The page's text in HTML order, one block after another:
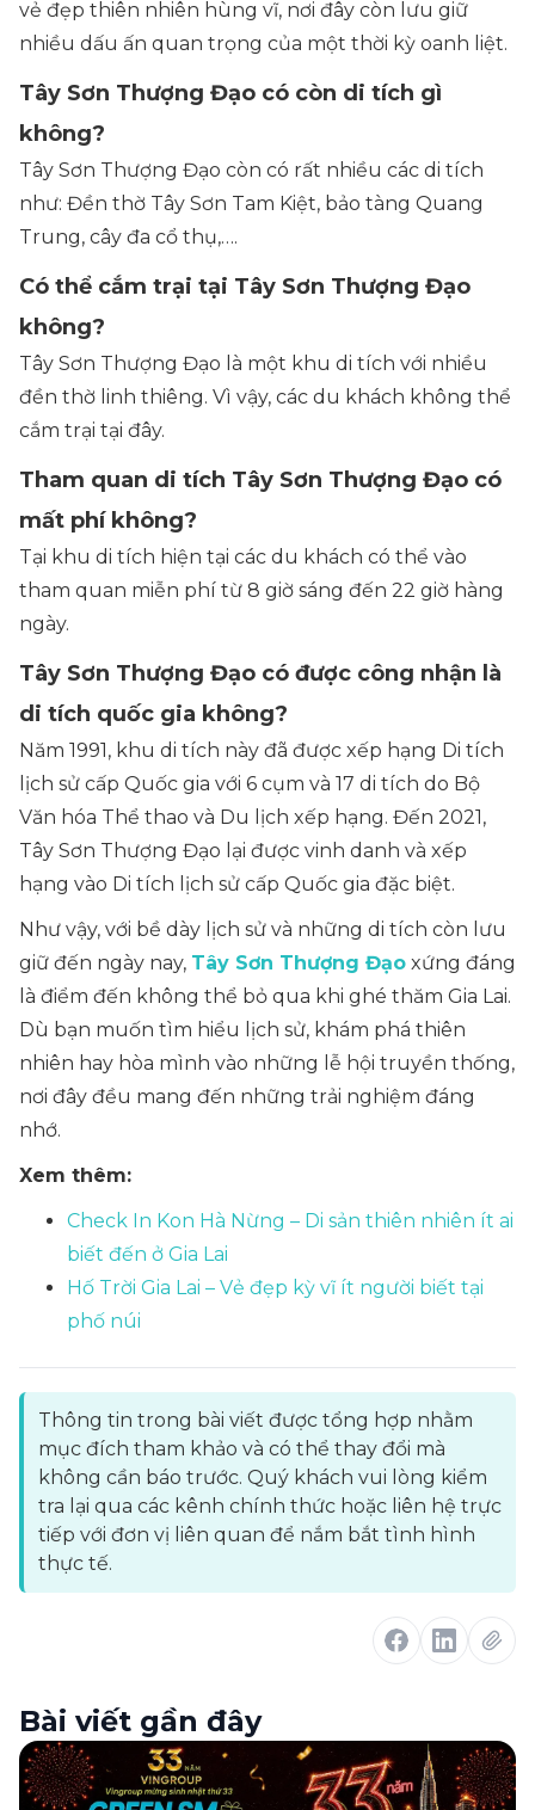
vẻ đẹp thiên nhiên hùng vĩ, nơi đây còn lưu giữ
nhiều dấu ấn quan trọng của một thời kỳ oanh liệt.
Tây Sơn Thượng Đạo có còn di tích gì
không?
Tây Sơn Thượng Đạo còn có rất nhiều các di tích
như: Đền thờ Tây Sơn Tam Kiệt, bảo tàng Quang
Trung, cây đa cổ thụ,….
Có thể cắm trại tại Tây Sơn Thượng Đạo
không?
Tây Sơn Thượng Đạo là một khu di tích với nhiều
đền thờ linh thiêng. Vì vậy, các du khách không thể
cắm trại tại đây.
Tham quan di tích Tây Sơn Thượng Đạo có
mất phí không?
Tại khu di tích hiện tại các du khách có thể vào
tham quan miễn phí từ 8 giờ sáng đến 22 giờ hàng
ngày.
Tây Sơn Thượng Đạo có được công nhận là
di tích quốc gia không?
Năm 1991, khu di tích này đã được xếp hạng Di tích
lịch sử cấp Quốc gia với 6 cụm và 17 di tích do Bộ
Văn hóa Thể thao và Du lịch xếp hạng. Đến 2021,
Tây Sơn Thượng Đạo lại được vinh danh và xếp
hạng vào Di tích lịch sử cấp Quốc gia đặc biệt.
Như vậy, với bề dày lịch sử và những di tích còn lưu
giữ đến ngày nay, Tây Sơn Thượng Đạo xứng đáng
là điểm đến không thể bỏ qua khi ghé thăm Gia Lai.
Dù bạn muốn tìm hiểu lịch sử, khám phá thiên
nhiên hay hòa mình vào những lễ hội truyền thống,
nơi đây đều mang đến những trải nghiệm đáng
nhớ.
Xem thêm:
Check In Kon Hà Nừng – Di sản thiên nhiên ít ai
biết đến ở Gia Lai
Hố Trời Gia Lai – Vẻ đẹp kỳ vĩ ít người biết tại
phố núi
Thông tin trong bài viết được tổng hợp nhằm
mục đích tham khảo và có thể thay đổi mà
không cần báo trước. Quý khách vui lòng kiểm
tra lại qua các kênh chính thức hoặc liên hệ trực
tiếp với đơn vị liên quan để nắm bắt tình hình
thực tế.
Bài viết gần đây